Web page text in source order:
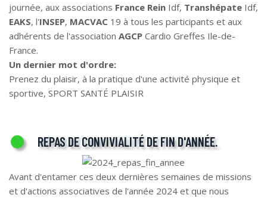
journée, aux associations France Rein Idf, Transhépate Idf,
EAKS, l'INSEP, MACVAC 19 à tous les participants et aux
adhérents de l'association AGCP Cardio Greffes Ile-de-
France.
Un dernier mot d'ordre:
Prenez du plaisir, à la pratique d'une activité physique et
sportive, SPORT SANTÉ PLAISIR
REPAS DE CONVIVIALITÉ DE FIN D'ANNÉE.
Avant d'entamer ces deux dernières semaines de missions
et d'actions associatives de l'année 2024 et que nous